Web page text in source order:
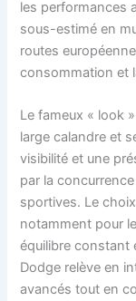
les performances
sous-estimé en
routes
consommation et
Le fameux « look
large calandre et
visibilité et une
par la
sportives. Le
notamment pour
équilibre constant
Dodge relève en
avancés tout en